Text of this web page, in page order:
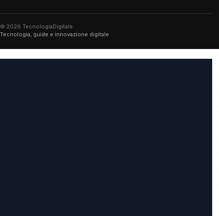
© 2026 TecnologiaDigitale
Tecnologia, guide e innovazione digitale